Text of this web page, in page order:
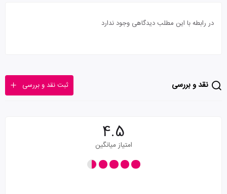
در رابطه با این مطلب دیدگاهی وجود ندارد
نقد و بررسی ثبت نقد و بررسی
4.5
امتیاز میانگین